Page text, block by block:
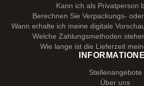
Kann ich als Privatperson
Berechnen Sie Verpackungs-
Wann erhalte ich meine digitale
Welche Zahlungsmethoden
Wie lange ist die Lieferzeit
Stellenangebote
Über uns